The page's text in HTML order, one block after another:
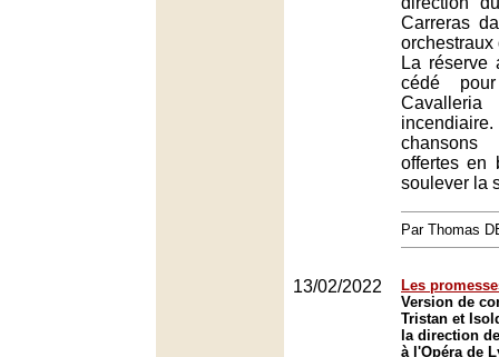
Carreras
orchestraux
La réserve
cédé
offertes en
soulever la
Par Thomas
13/02/2022
Les
Version de
Tristan et
la direction
à l'Opéra de